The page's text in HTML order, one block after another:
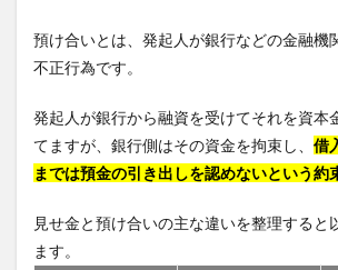
預け合いとは、発起人が銀行などの金融機
不正行為です。
発起人が銀行から融資を受けてそれを資本
てますが、銀行側はその資金を拘束し、 借
までは預金の引き出しを認めないという約
見せ金と預け合いの主な違いを整理すると
ます。